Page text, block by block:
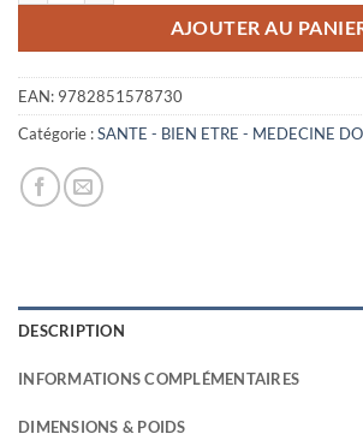
AJOUTER AU
EAN: 9782851578730
Catégorie :SANTE - BIEN ETRE - MEDECINE
DESCRIPTION
INFORMATIONS COMPLÉMENTAIRES
DIMENSIONS & POIDS